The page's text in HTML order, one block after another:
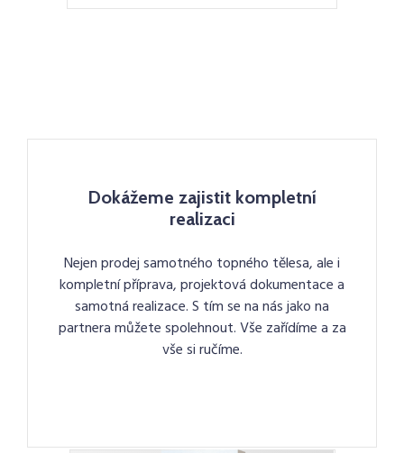
Dokážeme zajistit kompletní
realizaci
Nejen prodej samotného topného tělesa, ale i
kompletní příprava, projektová dokumentace a
samotná realizace. S tím se na nás jako na
partnera můžete spolehnout. Vše zařídíme a za
vše si ručíme.